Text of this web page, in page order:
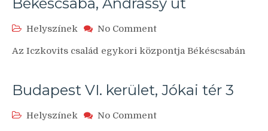
Helyszínek No Commenton
Andrássy
Az Iczkovits család egykori központja Békéscsabán
Budapest VI. kerület, Jókai tér 3
Helyszínek No Commenton